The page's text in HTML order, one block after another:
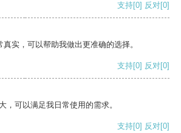
支持[0] 反对[0]
实，可以帮助我做出更准确的选择。
支持[0] 反对[0]
，可以满足我日常使用的需求。
支持[0] 反对[0]